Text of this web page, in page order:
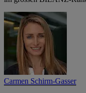
Carmen Schirm-Gasser